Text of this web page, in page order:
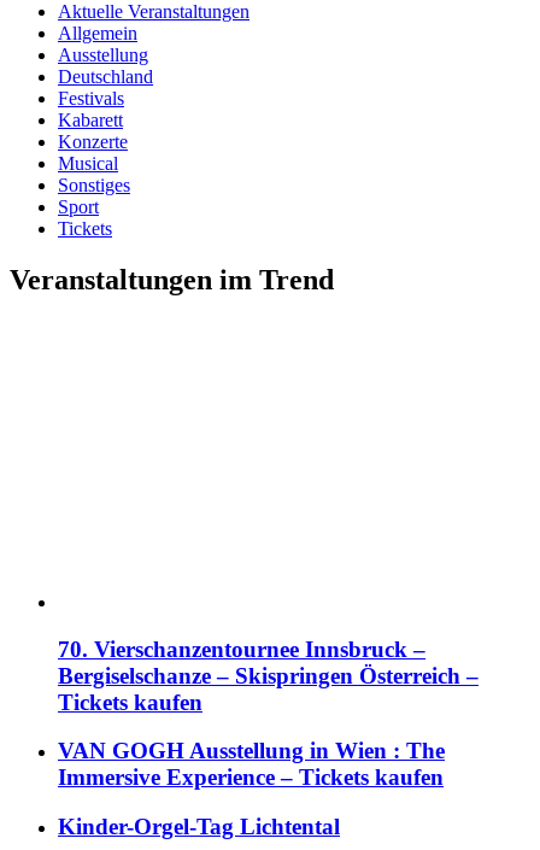
Aktuelle Veranstaltungen
Allgemein
Ausstellung
Deutschland
Festivals
Kabarett
Konzerte
Musical
Sonstiges
Sport
Tickets
Veranstaltungen im Trend
70. Vierschanzentournee Innsbruck –
Bergiselschanze – Skispringen Österreich –
Tickets kaufen
VAN GOGH Ausstellung in Wien : The
Immersive Experience – Tickets kaufen
Kinder-Orgel-Tag Lichtental